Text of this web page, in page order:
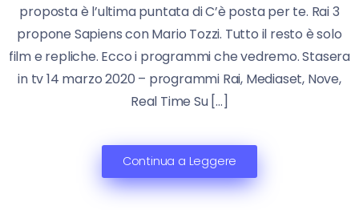
proposta è l’ultima puntata di C’è posta per te. Rai 3
propone Sapiens con Mario Tozzi. Tutto il resto è solo
film e repliche. Ecco i programmi che vedremo. Stasera
in tv 14 marzo 2020 – programmi Rai, Mediaset, Nove,
Real Time Su […]
Continua a Leggere